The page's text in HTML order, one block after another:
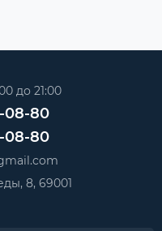
до 21:00
08-80
08-80
8, 69001